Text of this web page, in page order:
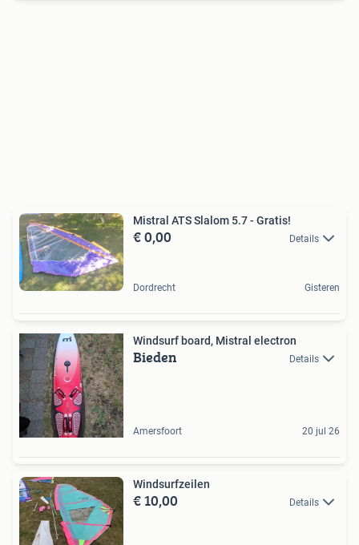
Mistral ATS Slalom 5.7 - Gratis!
€ 0,00 Details
Dordrecht Gisteren
Windsurf board, Mistral electron
Bieden Details
Amersfoort 20 jul 26
Windsurfzeilen
€ 10,00 Details